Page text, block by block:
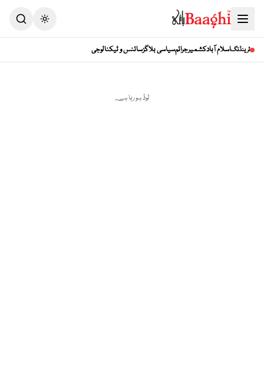
ٹرینڈنگاسلام آبادکشمیرجرائمسیاسی بلاگزسائنس و ٹیکنالوجی
لوڈ ہو رہا ہے...